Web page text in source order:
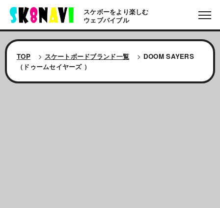
スケボーをより楽しむ
ウェブバイブル
TOP > スケートボードブランド一覧 > DOOM SAYERS
（ドゥームセイヤーズ ）